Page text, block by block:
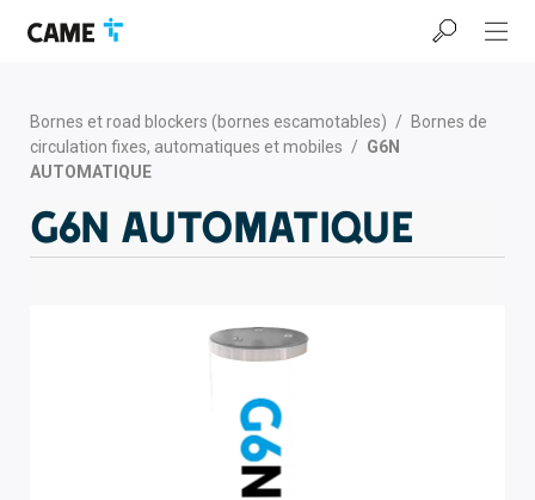
navigation
page
Bornes et road blockers (bornes escamotables) /
Bornes de
circulation fixes, automatiques et mobiles / G6N
AUTOMATIQUE
G6N AUTOMATIQUE